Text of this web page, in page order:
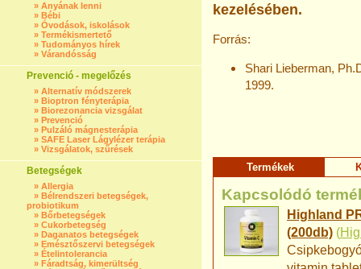
» Anyának lenni
» Bébi
» Óvodások, iskolások
» Termékismertető
» Tudományos hírek
» Várandósság
Prevenció - megelőzés
» Alternatív módszerek
» Bioptron fényterápia
» Biorezonancia vizsgálat
» Prevenció
» Pulzáló mágnesterápia
» SAFE Laser Lágylézer terápia
» Vizsgálatok, szűrések
Betegségek
» Allergia
» Bélrendszeri betegségek,
probiotikum
» Bőrbetegségek
» Cukorbetegség
» Daganatos betegségek
» Emésztőszervi betegségek
» Ételintolerancia
» Fáradtság, kimerültség
kezelésében.
Forrás:
Shari Lieberman,
1999.
Termékek
Kapcsolódó
Highland
(200db) (